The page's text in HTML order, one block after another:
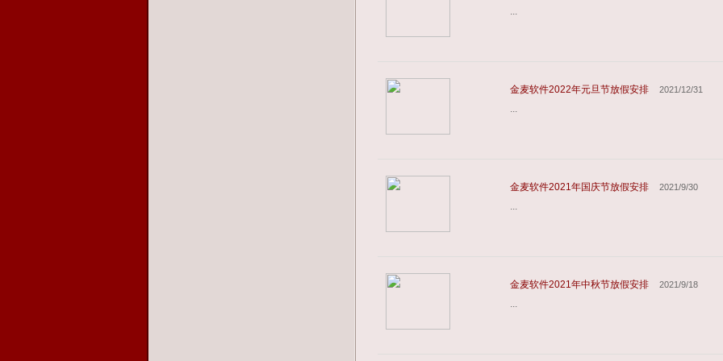
...
金麦软件2022年元旦节放假安排 2021/12/31
...
金麦软件2021年国庆节放假安排 2021/9/30
...
金麦软件2021年中秋节放假安排 2021/9/18
...